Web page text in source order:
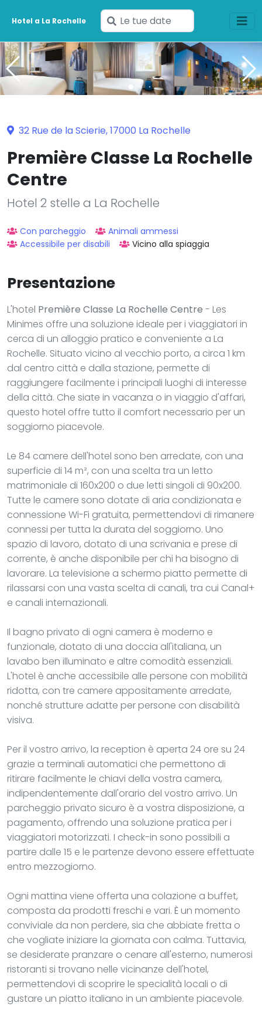
Hotel a La Rochelle
Inserisci
le
tue
date
32 Rue de la Scierie, 17000 La Rochelle
Première Classe La Rochelle
Centre
Hotel 2 stelle a La Rochelle
Con parcheggio
Animali ammessi
Accessibile per disabili
Vicino alla spiaggia
Presentazione
L'hotel Première Classe La Rochelle Centre - Les
Minimes offre una soluzione ideale per i viaggiatori in
cerca di un alloggio pratico e conveniente a La
Rochelle. Situato vicino al vecchio porto, a circa 1 km
dal centro città e dalla stazione, permette di
raggiungere facilmente i principali luoghi di interesse
della città. Che siate in vacanza o in viaggio d'affari,
questo hotel offre tutto il comfort necessario per un
soggiorno piacevole.
Le 84 camere dell'hotel sono ben arredate, con una
superficie di 14 m², con una scelta tra un letto
matrimoniale di 160x200 o due letti singoli di 90x200.
Tutte le camere sono dotate di aria condizionata e
connessione Wi-Fi gratuita, permettendovi di rimanere
connessi per tutta la durata del soggiorno. Uno
spazio di lavoro, dotato di una scrivania e prese di
corrente, è anche disponibile per chi ha bisogno di
lavorare. La televisione a schermo piatto permette di
rilassarsi con una vasta scelta di canali, tra cui Canal+
e canali internazionali.
Il bagno privato di ogni camera è moderno e
funzionale, dotato di una doccia all'italiana, un
lavabo ben illuminato e altre comodità essenziali.
L'hotel è anche accessibile alle persone con mobilità
ridotta, con tre camere appositamente arredate,
nonché strutture adatte per persone con disabilità
visiva.
Per il vostro arrivo, la reception è aperta 24 ore su 24
grazie a terminali automatici che permettono di
ritirare facilmente le chiavi della vostra camera,
indipendentemente dall'orario del vostro arrivo. Un
parcheggio privato sicuro è a vostra disposizione, a
pagamento, offrendo una soluzione pratica per i
viaggiatori motorizzati. I check-in sono possibili a
partire dalle 15 e le partenze devono essere effettuate
entro mezzogiorno.
Ogni mattina viene offerta una colazione a buffet,
composta da prodotti freschi e vari. È un momento
conviviale da non perdere, sia che abbiate fretta o
che vogliate iniziare la giornata con calma. Tuttavia,
se desiderate pranzare o cenare all'esterno, numerosi
ristoranti si trovano nelle vicinanze dell'hotel,
permettendovi di scoprire le specialità locali o di
gustare un piatto italiano in un ambiente piacevole.